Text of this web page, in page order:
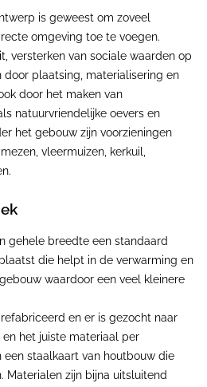
is geweest om zoveel
omgeving toe te voegen.
versterken van sociale waarden op
door plaatsing, materialisering en
door het maken van
natuurvriendelijke oevers en
het gebouw zijn voorzieningen
vleermuizen, kerkuil,
gehele breedte een standaard
die helpt in de verwarming en
waardoor een veel kleinere
en er is gezocht naar
het juiste materiaal per
staalkaart van houtbouw die
Materialen zijn bijna uitsluitend